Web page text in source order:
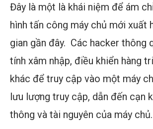
Đây là một là khái niệm để ám
hình tấn công máy chủ mới xuất
gian gần đây. Các hacker thông
tính xâm nhập, điều khiển hàng
khác để truy cập vào một máy
lưu lượng truy cập, dẫn đến cạn
thông và tài nguyên của máy chủ.